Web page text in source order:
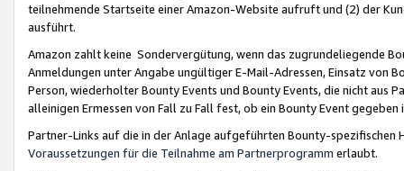
teilnehmende Startseite einer Amazon-Website aufruft und (2) der
ausführt.
Amazon zahlt keine Sondervergütung, wenn das zugrundeliegende
Anmeldungen unter Angabe ungültiger E-Mail-Adressen, Einsatz von
Person, wiederholter Bounty Events und Bounty Events, die nicht
alleinigen Ermessen von Fall zu Fall fest, ob ein Bounty Event
Partner-Links auf die in der Anlage aufgeführten Bounty-spezifischen
Voraussetzungen für die Teilnahme am Partnerprogramm erlaubt.